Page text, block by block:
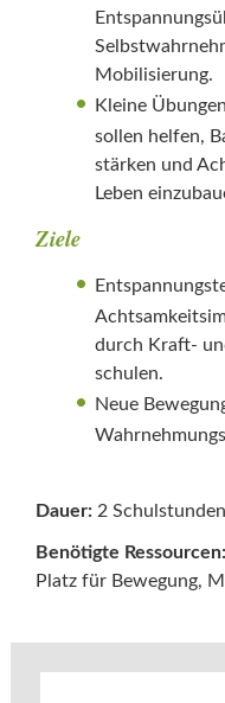
Mobilisierung.
Kleine
sollen helfen,
stärken und
Leben
Ziele
durch Kraft-
schulen.
Neue
Dauer: 2
Benötigte Ressourcen:
Platz für Bewegung,